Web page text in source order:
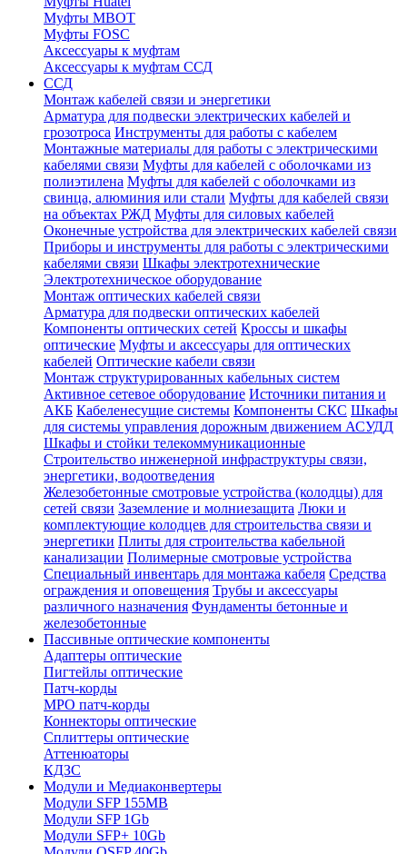
Муфты МВОТ
Муфты FOSC
Аксессуары к муфтам
Аксессуары к муфтам ССД
ССД
Монтаж кабелей связи и энергетики
Арматура для подвески электрических кабелей и
грозотроса Инструменты для работы с кабелем
Монтажные материалы для работы с электрическими
кабелями связи Муфты для кабелей с оболочками из
полиэтилена Муфты для кабелей с оболочками из
свинца, алюминия или стали Муфты для кабелей связи
на объектах РЖД Муфты для силовых кабелей
Оконечные устройства для электрических кабелей связи
Приборы и инструменты для работы с электрическими
кабелями связи Шкафы электротехнические
Электротехническое оборудование
Монтаж оптических кабелей связи
Арматура для подвески оптических кабелей
Компоненты оптических сетей Кроссы и шкафы
оптические Муфты и аксессуары для оптических
кабелей Оптические кабели связи
Монтаж структурированных кабельных систем
Активное сетевое оборудование Источники питания и
АКБ Кабеленесущие системы Компоненты СКС Шкафы
для системы управления дорожным движением АСУДД
Шкафы и стойки телекоммуникационные
Строительство инженерной инфраструктуры связи,
энергетики, водоотведения
Железобетонные смотровые устройства (колодцы) для
сетей связи Заземление и молниезащита Люки и
комплектующие колодцев для строительства связи и
энергетики Плиты для строительства кабельной
канализации Полимерные смотровые устройства
Специальный инвентарь для монтажа кабеля Средства
ограждения и оповещения Трубы и аксессуары
различного назначения Фундаменты бетонные и
железобетонные
Пассивные оптические компоненты
Адаптеры оптические
Пигтейлы оптические
Патч-корды
MPO патч-корды
Коннекторы оптические
Сплиттеры оптические
Аттенюаторы
КДЗС
Модули и Медиаконвертеры
Модули SFP 155MB
Модули SFP 1Gb
Модули SFP+ 10Gb